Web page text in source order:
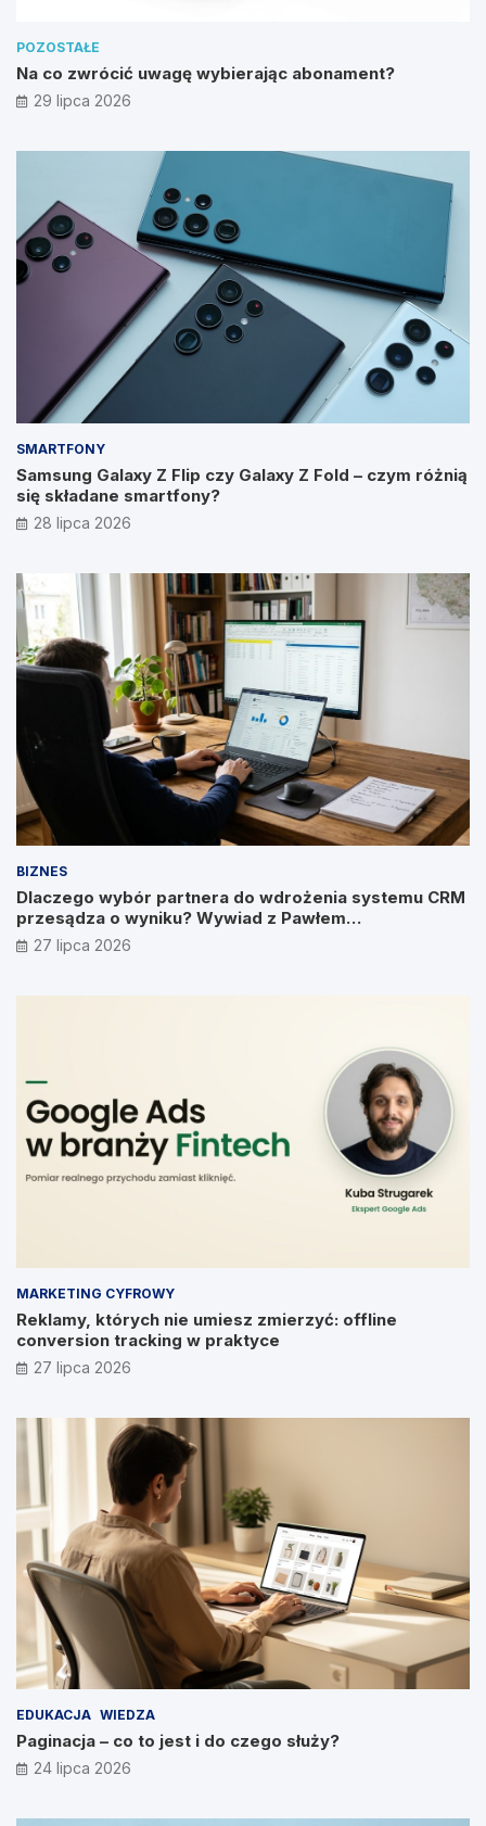
POZOSTAŁE
Na co zwrócić uwagę wybierając abonament?
29 lipca 2026
SMARTFONY
Samsung Galaxy Z Flip czy Galaxy Z Fold – czym różnią
się składane smartfony?
28 lipca 2026
BIZNES
Dlaczego wybór partnera do wdrożenia systemu CRM
przesądza o wyniku? Wywiad z Pawłem
Prymakowskim, CEO IT Vision
27 lipca 2026
MARKETING CYFROWY
Reklamy, których nie umiesz zmierzyć: offline
conversion tracking w praktyce
27 lipca 2026
EDUKACJA WIEDZA
Paginacja – co to jest i do czego służy?
24 lipca 2026